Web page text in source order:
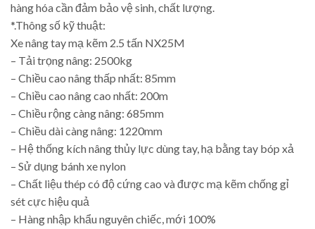
hàng hóa cần đảm bảo vệ sinh, chất lượng.
*.Thông số kỹ thuật:
Xe nâng tay mạ kẽm 2.5 tấn NX25M
– Tải trọng nâng: 2500kg
– Chiều cao nâng thấp nhất: 85mm
– Chiều cao nâng cao nhất: 200m
– Chiều rộng càng nâng: 685mm
– Chiều dài càng nâng: 1220mm
– Hệ thống kích nâng thủy lực dùng tay, hạ bằng tay bóp xả
– Sử dụng bánh xe nylon
– Chất liệu thép có độ cứng cao và được mạ kẽm chống gỉ
sét cực hiệu quả
– Hàng nhập khẩu nguyên chiếc, mới 100%